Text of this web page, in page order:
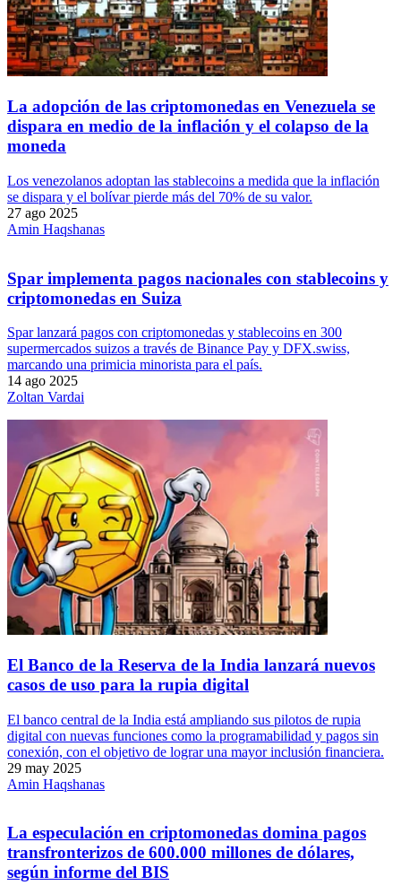
La adopción de las criptomonedas en Venezuela se
dispara en medio de la inflación y el colapso de la
moneda
Los venezolanos adoptan las stablecoins a medida que la inflación
se dispara y el bolívar pierde más del 70% de su valor.
27 ago 2025
Amin Haqshanas
Spar implementa pagos nacionales con stablecoins y
criptomonedas en Suiza
Spar lanzará pagos con criptomonedas y stablecoins en 300
supermercados suizos a través de Binance Pay y DFX.swiss,
marcando una primicia minorista para el país.
14 ago 2025
Zoltan Vardai
El Banco de la Reserva de la India lanzará nuevos
casos de uso para la rupia digital
El banco central de la India está ampliando sus pilotos de rupia
digital con nuevas funciones como la programabilidad y pagos sin
conexión, con el objetivo de lograr una mayor inclusión financiera.
29 may 2025
Amin Haqshanas
La especulación en criptomonedas domina pagos
transfronterizos de 600.000 millones de dólares,
según informe del BIS